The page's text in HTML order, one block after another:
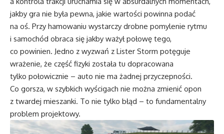
jakby gra nie była pewna, jakie wartości powinna podać
na oś. Przy hamowaniu wystarczy drobne pomylenie rytmu
i samochód obraca się jakby ważył połowę tego,
co powinien. Jedno z wyzwań z Lister Storm potęguje
wrażenie, że część fizyki została tu dopracowana
tylko połowicznie – auto nie ma żadnej przyczepności.
Co gorsza, w szybkich wyścigach nie można zmienić opon
z twardej mieszanki. To nie tylko błąd – to fundamentalny
problem projektowy.